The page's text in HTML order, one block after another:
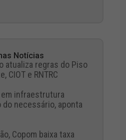
Notícias
atualiza regras do Piso
CIOT e RNTRC
infraestrutura
do necessário, aponta
Copom baixa taxa